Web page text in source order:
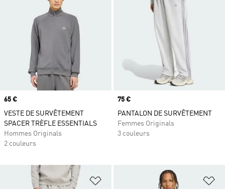
Prix
65 €
VESTE DE SURVÊTEMENT
SPACER TRÈFLE ESSENTIALS
Hommes Originals
2 couleurs
Prix
75 €
PANTALON DE SURVÊTEMENT
Femmes Originals
3 couleurs
Ajouter à la Liste de produits